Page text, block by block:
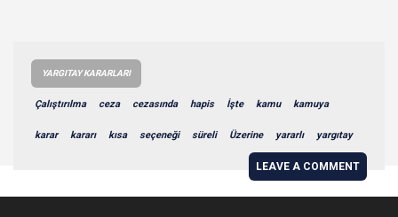
YARGITAY KARARLARI
Çalıştırılma ceza cezasında hapis İşte kamu kamuya
karar kararı kısa seçeneği süreli Üzerine yararlı yargıtay
LEAVE A COMMENT